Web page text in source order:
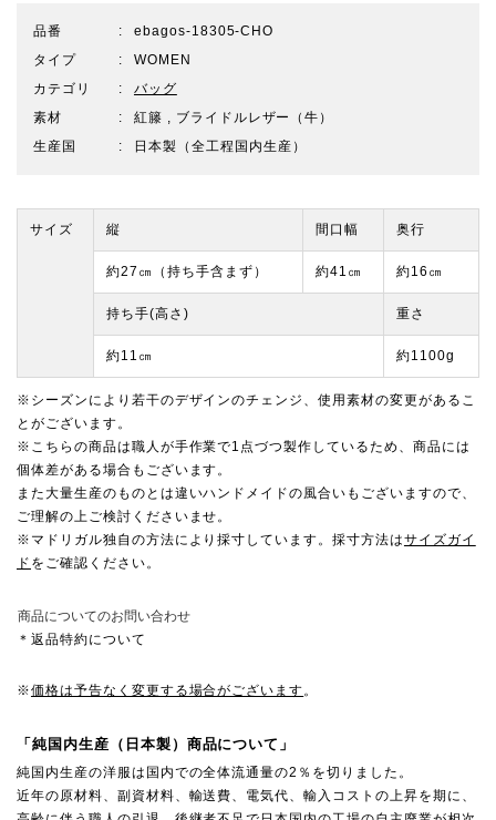
品番
ebagos-18305-CHO
タイプ
WOMEN
カテゴリ
バッグ
素材
紅籐 , ブライドルレザー（牛）
生産国
日本製（全工程国内生産）
サイズ 縦 間口幅 奥行
約27㎝（持ち手含まず） 約41㎝ 約16㎝
持ち手(高さ) 重さ
約11㎝ 約1100g
※シーズンにより若干のデザインのチェンジ、使用素材の変更があるこ
とがございます。
※こちらの商品は職人が手作業で1点づつ製作しているため、商品には
個体差がある場合もございます。
また大量生産のものとは違いハンドメイドの風合いもございますので、
ご理解の上ご検討くださいませ。
※マドリガル独自の方法により採寸しています。採寸方法はサイズガイ
ド をご確認ください。
商品についてのお問い合わせ
＊返品特約について
※価格は予告なく変更する場合がございます 。
「純国内生産（日本製）商品について」
純国内生産の洋服は国内での全体流通量の2％を切りました。
近年の原材料、副資材料、輸送費、電気代、輸入コストの上昇を期に、